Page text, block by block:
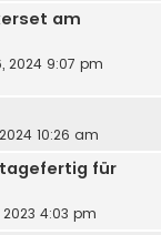
am
2024 9:07 pm
10:26 am
für
2023 4:03 pm